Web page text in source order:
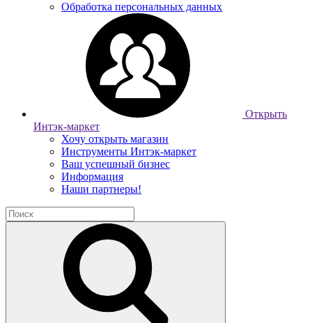
Обработка персональных данных
Открыть
Интэк-маркет
Хочу открыть магазин
Инструменты Интэк-маркет
Ваш успешный бизнес
Информация
Наши партнеры!